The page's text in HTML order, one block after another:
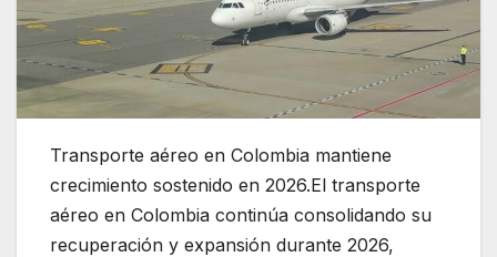
Transporte aéreo en Colombia mantiene
crecimiento sostenido en 2026.El transporte
aéreo en Colombia continúa consolidando su
recuperación y expansión durante 2026,